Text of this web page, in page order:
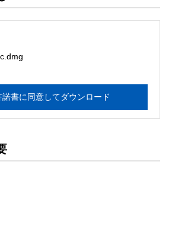
ト
ザーサポートは行いません。搭載ソ
でお願い
囲
ンロード・導入はお客様の責任にお
諾書に同意してダウンロード